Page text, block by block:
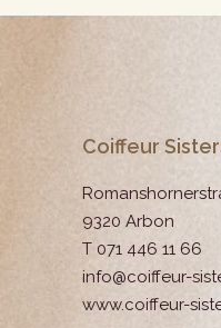
Coiffeur
9320 Arbon
T 071 446 11 66
info@coiffeur-
www.coiffeur-